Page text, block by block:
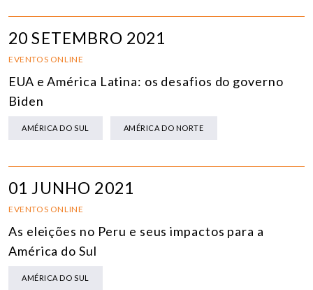
20 SETEMBRO 2021
EVENTOS ONLINE
EUA e América Latina: os desafios do governo
Biden
AMÉRICA DO SUL AMÉRICA DO NORTE
01 JUNHO 2021
EVENTOS ONLINE
As eleições no Peru e seus impactos para a
América do Sul
AMÉRICA DO SUL